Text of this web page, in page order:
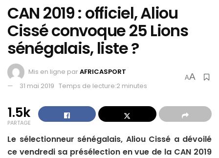
CAN 2019 : officiel, Aliou
Cissé convoque 25 Lions
sénégalais, liste ?
Mis en ligne parAFRICASPORT
31 mai 2019 Temps de lecture:2 minutes
AA
1.5k
PARTAGE
Le sélectionneur sénégalais, Aliou Cissé a dévoilé
ce vendredi sa présélection en vue de la CAN 2019